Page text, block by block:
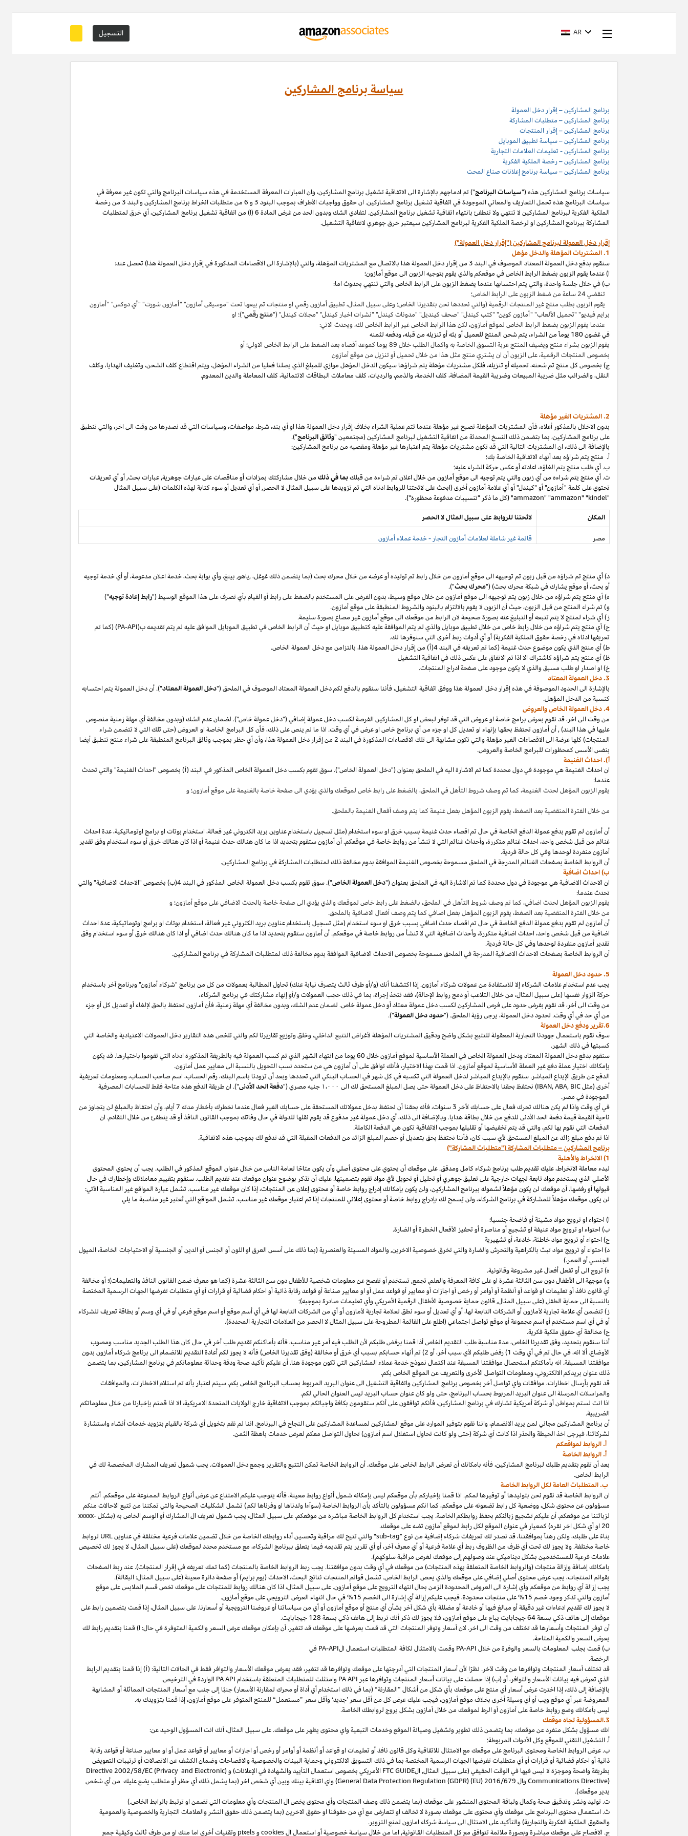
التسجيل AR
سياسة برنامج المشاركين
برنامج المشاركين – إقرار دخل العمولة
برنامج المشاركين – متطلبات المشاركة
برنامج المشاركين – إقرار المنتجات
برنامج المشاركين – سياسة تطبيق الموبايل
برنامج المشاركين - تعليمات العلامات التجارية
برنامج المشاركين – رخصة الملكية الفكرية
برنامج المشاركين – سياسة برنامج إعلانات صناع المحت
سياسات برنامج المشاركين هذه ("سياسات البرنامج") تم ادماجهم بالإشارة الى الاتفاقية تشغيل برنامج المشاركين، وان العبارات المعرفة المستخدمة في هذه سياسات البرنامج والتي تكون غير معرفة في
سياسات البرنامج هذه تحمل التعاريف والمعاني الموجودة في اتفاقية تشغيل برنامج المشاركين. ان حقوق وواجبات الأطراف بموجب البنود 3
و 6
من متطلبات انخراط برنامج المشاركين والبند 3 من رخصة
الملكية الفكرية لبرنامج المشاركين لا تنتهي ولا تنطفئ بانتهاء اتفاقية تشغيل برنامج المشاركين. لتفادي الشك وبدون الحد من غرض المادة 6 (ا) من اتفاقية تشغيل برنامج المشاركين، أي خرق لمتطلبات
المشاركة ببرنامج المشاركين او لرخصة الملكية الفكرية لبرنامج المشاركين سيعتبر خرق جوهري لاتفاقية التشغيل.
إقرار دخل العمولة لبرنامج المشاركين ("إقرار دخل العمولة")
1. المشتريات المؤهلة والدخل مؤهل
سنقوم بدفع دخل العمولة المعتاد الموصوف في البند 3 من إقرار دخل العمولة هذا بالاتصال مع المشتريات المؤهلة
،والتي (بالإشارة الى الاقصاءات المذكورة في إقرار دخل العمولة هذا) تحصل عند:
ا) عندما يقوم الزبون بضغط الرابط الخاص في موقعكم والذي يقوم بتوجيه الزبون الى موقع أمازون؛
ب) في خلال جلسة واحدة،والتي يتم احتسابها عندما يضغط الزبون على الرابط الخاص والتي تنتهي بحدوث اما:
تنقضي 24 ساعة من ضغط الزبون على الرابط الخاص؛
يقوم الزبون بطلب منتج غير المنتجات الرقمية (والتي نحددها نحن بتقديرنا الخاص؛وعلى سبيل المثال، تطبيق أمازون رقمي او منتجات تم بيعها تحت "موسيقى أمازون" "أمازون شورت" "أي دوكس" "أمازون
برايم فيديو" "تحميل الألعاب" "أمازون كوين" "كتب كيندل" "صحف كينديل" "مدونات كيندل" "نشرات اخبار كيندل" "مجلات كيندل" ("منتج رقمي")؛ او
عندما يقوم الزبون بضغط الرابط الخاص لموقع أمازون، لكن هذا الرابط الخاص غير الرابط الخاص لك،ويحدث الاتي:
في غضون180 يوماً من الشراء، يتم شحن المنتج للعميل أو بثه أو تنزيله من قبله، ودفعه لثمنه
يقوم الزبون بشراء منتج ويضيف المنتج عربة التسوق الخاصة به واكمال الطلب خلال 89 يوما كموعد أقصاه بعد الضغط على الرابط الخاص الاولي؛ أو
بخصوص المنتجات الرقمية،على الزبون أن ان يشتري منتج مثل هذا من خلال تحميل أو تنزيل من موقع أمازون
ج) بخصوص كل منتج تم شحنه، تحميله أو تنزيله،فلكل مشتريات مؤهلة يتمشراؤهاسيكون الدخل المؤهل موازي للمبلغ الذي يصلنا فعليا من الشراء المؤهل،ويتم اقتطاع كلف الشحن،وتغليف الهدايا،وكلف
النقل،والضرائب مثل ضريبة المبيعات وضريبة القيمة المضافة، كلف الخدمة،والذمم،والرديات، كلف معاملات البطاقات الائتمانية، كلف المعاملة والدين المعدوم.
2. المشتريات
الغير مؤهلة
بدون الاخلال بالمذكور أعلاه،فأن المشتريات المؤهلة تصبح غير مؤهلة عندما تتم عملية الشراء بخلاف إقرار دخل العمولة هذا او أي بند،شرط، مواصفات،وسياسات التي قد نصدرها من وقت الى اخر،والتي تنطبق
على برنامج المشاركين، بما بتضمن ذلك النسخ المحدثة من اتفاقية التشغيل لبرنامج المشاركين (مجتمعين "وثائق البرنامج").
بالإضافة الى ذلك، ان المشتريات التالية التي قد تكون مشتريات مؤهلة يتم اعتبارها غير مؤهلة ومقصيه من برنامج المشاركين:
أ. منتج يتمشراؤه بعد أنهاء الاتفاقية الخاصة بك؛
ب. أي طلب منتج يتم الغاؤه، اعادته أو عكس حركة الشراء عليه؛
ت. أي منتج يتم شراءه من أي زبون والتي يتم توجيه الى موقع أمازون من خلال اعلان تم شراءه من قبلكبما في ذلك من خلال مشاركتك بمزادات أو مناقصات على عبارات جوهرية, عبارات بحث, أو أي تعريفات
تحتوي على كلمة "أمازون" أو "كيندل" أو أي علامة أمازون أخرى (ابحث على لائحتنا للروابط ادناه التي تم تزويدها على سبيل المثال لا الحصر, أو أي تعديل أو سوء كتابة لهذه الكلمات (على سبيل المثال
"ammazon" "ammazon" "kindel" (كل ما ذكر "تنسيبات مدفوعة محظورة").
المكان
لائحتنا للروابط على سبيل المثال لا الحصر
مصر قائمة غير شاملة لعلامات أمازون التجار - خدمة عملاء أمازون
د) أي منتج تمشراؤه من قبل زبون تم توجيهه الى موقع أمازون من خلال رابط تم توليده أو عرضه من خلال محرك بحث (بما يتضمن ذلكغوغل،,ياهو, بينغ،وأي بوابة بحث،خدمة اعلان مدعومة،أوأي خدمة توجيه
أو بحث،أو موقع يشارك في شبكة محرك بحث) ("محرك بحث").
ه) أي منتج يتمشراؤه من خلال زبون يتم توجيهه الى موقع أمازون من خلال موقعوسيط، بدون الفرض على المستخدم بالضغط على رابط أو القيام بأي تصرف على هذا الموقع الوسيط ("رابط إعادة توجيه")
و) تم شراء المنتج من قبل الزبون،حيثأن الزبون لا يقوم بالالتزام بالبنودوالشروط المنطبقةعلى موقع أمازون.
ز) أي شراء لمنتج لا يتم تتبعه أو التبليغ عنه بصورة صحيحة لان الرابط من موقعك الى موقع أمازون غير مصاغ بصورة سليمة.
ح) أي منتج يتمشراؤه من خلال رابط خاص من خلال تطبيق موبايلوالذي لم يتم الموافقة عليه كتطبيق موبايل او حيثأن الرابط الخاص في تطبيق الموبايل الموافقعليه لم يتم تقديمه ب(PA-API) (كما تم
تعريفها ادناه في رخصة حقوق الملكية الفكرية) أو أي أدوات ربط أخرى التي سنوفرها لك.
ط) أي منتج الذي يكون موضوع حدث غنيمة (كما تم تعريفه في البند 4(أ) من إقرار دخل العمولة
هذا، بالتزامن مع دخل العمولة الخاص.
ظ) أي منتج يتمشراؤه كاشتراك الا اذا تم الاتفاق على عكس ذلك في اتفاقية التشغيل
خ) او اصدار او طلب مسبق والذي لا يكون موجود على صفحة ادراج المنتجات.
3. دخل العمولة المعتاد
بالإشارة الى الحدود الموصوفة في هذه إقرار دخل العمولة هذا ووفق اتفاقية التشغيل،فأننا سنقوم بالدفع لكم دخل العمولة المعتاد الموصوف في الملحق ("دخل العمولة المعتاد"). أن دخل العمولة يتم احتسابه
كنسبة من الدخل المؤهل.
4. دخل العمولة الخاص والعروض
من وقت الى اخر،قد نقوم بعرض برامج خاصة او عروض التي قد توفر لبعض او كل المشاركين الفرصة لكسب دخل عمولة إضافي ("دخل عمولة خاص"). لضمان عدم الشك (وبدون مخالفة أي مهلة زمنية منصوص
عليها في هذا البند)
,أن أمازون تحتفظ بحقها بإنهاء او تعديل كل او جزء من أي برنامج خاص او عرض في أي وقت. اذا ما لم ينص علىذلك،فأن كل البرامج الخاصة او العروض (حتى تلك التي لا تتضمن شراء
المنتجات) كلها عرضة الى الاقصاءات الغير مؤهلةوالتي تكون مشابهة الى تلك الاقصاءات المذكورة في البند 2 من إقرار دخل العمولةهذا،وأن أي حظر بموجب وثائق البرنامج المنطبقة على شراء منتج تنطبق أيضا
بنفس الأسس كمحظورات للبرامج الخاصة والعروض.
أ). احداث الغنيمة
ان احداث الغنيمة هي موجودة في دول محددة كما تم الاشارة اليه في الملحق بعنوان ("دخل العمولة الخاص"). سوق تقوم بكسب دخل العمولة الخاص المذكور في البند (أ) بخصوص "احداث الغنيمة" والتي تحدث
عندما:
يقوم الزبون المؤهل لحدث الغنيمة، كما تم وصف شروط التأهل في الملحق، بالضغط على رابط خاص لموقعك والذي يؤدي الى صفحة خاصة بالغنيمة على موقع أمازون؛ و
من خلال الفترة المنقضية بعد الضغط، يقوم الزبون المؤهل بفعل غنيمة كما يتم وصف أفعال الغنيمة بالملحق.
أن أمازون لم تقوم بدفع عمولة الدفع الخاصة في حال تم اقصاء حدث غنيمة بسبب خرق او سوء استخدام (مثل تسجيل باستخدام عناوين بريد الكتروني غير فعالة، استخدام بوتات او برامج اوتوماتيكية،عدة احداث
غنائم من قبل شخصواحد، احداث غنائم متكررة،وأحداث غنائم التي لا تنشأ من روابط خاصة في موقعكم. أن أمازون ستقوم بتحديد اذا ما كان هنالك حدث غنيمة أو اذا كان هنالك خرق أو سوء استخدام وفق تقدير
أمازون منفردة لوحدها وفي كل حالة فردية.
أن الروابط الخاصة بصفحات الغنائم المدرجة في الملحق مسموحة بخصوص الغنيمة الموافقة بدوم مخالفة ذلك لمتطلبات المشاركة في برنامج المشاركين.
ب) احداث اضافية
ان الاحداث الاضافية هي موجودة في دول محددة كما تم الاشارة اليه في الملحق بعنوان ("دخل العمولة الخاص
"). سوق تقوم بكسب دخل العمولة الخاص المذكور في البند 4(ب) بخصوص "الاحداث الاضافية" والتي
تحدث عندما:
يقوم الزبون المؤهل لحدث اضافي، كما تم وصف شروط التأهل في الملحق، بالضغط على رابط خاص لموقعك والذي يؤدي الى صفحة خاصة بالحدث الاضافي على موقع أمازون؛ و
من خلال الفترة المنقضية بعد الضغط، يقوم الزبون المؤهل بفعل اضافي كما يتم وصف أفعال الاضافية بالملحق.
أن أمازون لم تقوم بدفع عمولة الدفع الخاصة في حال تم اقصاء حدث اضافي بسبب خرق او سوء استخدام (مثل تسجيل باستخدام عناوين بريد الكتروني غيرفعالة، استخدام بوتات او برامج اوتوماتيكية،عدة احداث
اضافية من قبل شخصواحد، احداث اضافية متكررة،وأحداث اضافية التي لا تنشأ من روابط خاصة في موقعكم. أن أمازون ستقوم بتحديد اذا ما كان هنالك حدث اضافي أو اذا كان هنالك خرق أو سوء استخدام وفق
تقدير أمازون منفردة لوحدها وفي كل حالة فردية.
أن الروابط الخاصة بصفحات الاحداث الاضافية المدرجة في الملحق مسموحة بخصوص الاحداث الاضافية الموافقة بدوم مخالفة ذلك لمتطلبات المشاركة في برنامج المشاركين.
5. حدود دخل العمولة
يجب عدم استخدام علامات الشركاء إلا للاستفادة من عمولات شركاء أمازون. إذا اكتشفنا أنك (و/أو طرف ثالث يتصرف نيابة عنك) تحاول المطالبة بعمولات من كل من برنامج "شركاء أمازون" وبرنامج آخر باستخدام
حركة الزوار نفسها (على سبيل المثال، من خلال التلاعب أو دمج روابط الإحالة)، فقد نتخذ إجراءً، بما في ذلك حجب العمولات و/أو إنهاء مشاركتك في برنامج الشركاء.
من وقت الىأخر،قد نقوم بفرض حدود على فرص المشاركين لكسب دخل عمولة معتاد أو دخل عمولة خاص. لضمان عدم الشك،وبدون مخالفة أي مهلةزمنية،فأن أمازون تحتفظ بالحق لإلغاء أو تعديل كل أو جزء
من أي حد في أي وقت. لحدود دخل العمولة، يرجى رؤية الملحق. ("حدود دخل العمولة").
6.تقرير ودفع دخل العمولة
سوف نقوم باستعمال جهودنا التجارية المعقولة للتتبع بشكل واضح ودقيق المشتريات المؤهلة لأغراض التتبع الداخلي،وخلق وتوزيع تقاريرنا لكم والتي تلخص هذه التقارير دخل العمولات الاعتيادية والخاصة التي
كسبتها في ذلك الشهر.
سنقوم بدفع دخل العمولة المعتاد ودخل العمولة الخاص في العملة الأساسية لموقع أمازون خلال 60 يوما من انتهاء الشهر الذي تم كسب العمولة فيه بالطريقة المذكورة ادناه التي تقوموا باختيارها. قد يكون
بإمكانك اختيار عملة دفع غير العملة الأساسية لموقع أمازون. اذا قمت بهذا الاختيار،فأنك توافق على أن أمازون هي من ستحدد نسب التحويل بالنسبة الى معايير عمل أمازون.
الدفع عن طريق الإيداع المباشر. سنقوم بالإيداع المباشر لدخل العمولة التي تكسبه في كل شهر في الحساب البنكي التي تحددها وبعد أن تزودنا باسم البنك،رقم الحساب، اسم صاحب الحساب،ومعلومات تعريفية
أخرى (مثل
IBAN,ABA, BIC ) نحتفظ بحقنا بالاحتفاظ على دخل العمولة حتى يصل المبلغ المستحق لك الى ١٬٠٠٠ جنيه مصري("دفعة الحد الأدنى")
. انطريقة الدفعهذه متاحةفقط للحسابات المصرفية
الموجودةفي مصر.
في أي وقتواذا لم يكن هنالك تحرك فعال على حسابك لأخر 3 سنوات،فأنه بحقنا أن نحتفظ بدخل عمولاتك المستحقة على حسابك الغير فعالعندما نخطرك بأخطار مدته 7 أيام،وأن احتفاظ بالمبلغ لن يتجاوز من
ناحية القيمة قيمة دفعة الحد الأدنى للدفع من خلال بطاقة هدايا. وبالإضافة الىذلك،أي دخل عمولة غير مدفوع قد يقوم نقلها للدولة في حال وفاتك بموجب القانون النافذ أو قد ينطفئ من خلال التقادم. ان
الدفعات التي نقوم بها لكم،والتي قد يتم تخفيضها أو تقليلها بموجب الاتفاقية تكون هي الدفعة الكاملة.
اذا تم دفع مبلغ زائد عن المبلغ المستحق لأي سبب كان،فأننا نحتفظ بحق بتعديل أو خصم المبلغ الزائد من الدفعات المقبلة التي قد تدفع لك بموجب هذه الاتفاقية.
برنامج المشاركين – متطلبات المشاركة ("متطلبات المشاركة")
1) الانخراط والأهلية
لبدء معاملة الانخراط، عليك تقديم طلب برنامج شركاء كامل ومدقق. على موقعك أن يحتوي على محتوى أصلي وأن يكون متاحًا لعامة الناس من خلال عنوان الموقع المذكور في الطلب. يجب أن يحتوي المحتوى
الأصلي الذي يستخدم مواد تابعة لجهات خارجية على تعليق جوهري أو تحليل أو تحويل لأيّ مواد تقوم بتضمينها. عليك أن تذكر بوضوح عنوان موقعك عند تقديم الطلب. سنقوم بتقييم معاملاتك وإخطارك في حال
قبولها أو رفضها. أن موقعك لن يكون مؤهلاً لشموله ببرنامج المشاركين، ولن يكون بإمكانك إدراج روابط خاصة أو محتوى إعلان عن المنتجات، إذا كان موقعك غير مناسب. تشمل عبارة المواقع غير المناسبة الآتي:
لن يكون موقعك مؤهلاً للمشاركة في برنامج الشركاء، ولن يُسمح لك بإدراج روابط خاصة أو محتوى إعلاني للمنتجات إذا تم اعتبار موقعك غير مناسب. تشمل المواقع التي تُعتبر غير مناسبة ما يلي
ا) احتواء او ترويج مواد مشينة أو فاضحة جنسيا؛
ب) احتواء او ترويج موادعنيفة او تشجيع أو مناصرة أو تحفيز الأفعال الخطرة أو الضارة.
ج) احتواء أو ترويج موادخاطئة،خادعة،أو تشهيرية
د) احتواء أو ترويج مواد تبث بالكراهية والتحرش والضارة والتي تخرق خصوصية الاخرين,والمواد المسيئة والعنصرية (بما ذلك على أسس العرق او اللون أو الجنس أو الدين أو الجنسية أو الاحتياجات الخاصة، الميول
الجنسي أو العمر.)
ه) تروج الى أو تفعل أفعال غير مشروعة وقانونية.
و) موجهة الى الأطفال دون سن الثالثة عشرة او على كافة المعرفة والعلم, تجمع, تستخدم أو تفصح عن معلومات شخصية للأطفال دون سن الثالثة عشرة (كما هو معرف ضمن القانون النافذ والتعليمات)؛ أو مخالفة
أي قانون نافذ أو تعليمات او قواعد أو أنظمة أو أوامر أو رخص أو اجازات أو معايير أو قواعد عمل أو او معايير صناعة أو قواعد رقابة ذاتية أو احكام قضائية أو قرارات أو أي متطلبات تفرضها الجهات الرسمية المختصة
بالنسبة الى حماية الطفل (على سبيل المثال, قانون حماية خصوصية الأطفال الرقمية الأمريكي وأي تعليمات صادرة بموجبه)؛
ز) تتضمن أي علامة تجارية لأمازون أو الشركات التابعة لها،أو أي تعديل أو سوء نطق لعلامة تجارية لأمازون أو أي من الشركات التابعة لها في أي أسم موقع أو اسم موقع فرعي أو في أي وسم أو بطاقة تعريف للشركاء
أو في أي اسم مستخدم أو اسم مجموعة أو موقع تواصل اجتماعي (اطلع على القائمة المطروحة على سبيل المثال لا الحصر من العلامات التجارية المحددة).
ح) مخالفة أي حقوق ملكية فكرية.
أننا سنقوم بتحديد،وفق تقديرنا الخاص، مدة مناسبة طلب التقديم الخاص أذا قمنا برفض طلبكم لأن الطلب فيه أمر غير مناسب،فأنه بأماكنكم تقديم طلب أخر في حال كان هذا الطلب الجديد مناسب ومصوب
الأوضاع. ألا انه،في حال تم في أي وقت 1) رفض طلبكم لأي سبب أخر،أو 2) تم أنهاء حسابكم بسبب أي خرق أو مخالفة (وفق تقديرنا الخاص)فأنه لا يجوز لكم أعادة التقديم للانضمام الى برنامج شركاء أمازون بدون
موافقتنا المسبقة. انه بأماكنكم استحصال موافقتنا المسبقة عند اكتمال نموذج خدمة عملاء المشاركين التي تكون موجودة هنا. أن عليكم تأكيد صحة ودقة وحداثة معلوماتكم في برنامج المشاركين، بما يتضمن
ذلك عنوان بريدكم الالكتروني،ومعلومات التواصل الأخرى والتعريف عن الموقع الخاص بكم.
قد نقوم بأرسال اخطارات، موافقات واي تواصل أخر بخصوص برنامج المشاركين واتفاقية التشغيل الى عنوان البريد المربوط بحساب البرنامج الخاص بكم. سيتم اعتبار بأنه تم استلام الاخطارات،والموافقات
والمراسلات المرسلة الى عنوان البريد المربوط بحساب البرنامج،حتى ولو كان عنوان حساب البريد ليس العنوان الحالي لكم.
اذا انت لستم بمواطن أو شركة أمريكية تشارك في برنامج المشاركين،فأنكم توافقون على أنكم ستقومون بكافة واجباتكم بموجب الاتفاقيةخارج الولايات المتحدة الامريكية، الا اذا قمتم بإخبارنا من خلال معلوماتكم
الضريبية.
أن برنامج المشاركين مجاني لمن يريد الانضمام،واننا نقوم بتوفير الموارد على موقع المشاركين لمساعدة المشاركين على النجاح في البرنامج. اننا لم نقم بتخويل أي شركة بالقيام بتزويد خدمات أنشاء واستشارة
لشركائنا،فيرجى اخذ الحيطة والحذر اذا كانت أي شركة (حتى ولو كانت تحاول استغلال اسم أمازون) تحاول التواصل معكم لعرض خدمات باهظة الثمن.
أ. الروابط لمواقعكم
أ. الروابط الخاصة
بعد أن تقوم بتقديم طلبك لبرنامج المشاركين،فأنه بامكانكأن تعرض الرابط الخاص على موقعك. أن الروابط الخاصة تمكن التتبع والتقرير وجمع دخل العمولات. يجب شمول تعريف المشارك المخصصة لك في
الرابط الخاص.
ب. المتطلبات العامة لكل الروابط الخاصة
ان الروابط الخاصة قد نقوم نحن بتوليدها أو توفيرها لمكم. اذا قمنا بإخباركم بأن موقعكم ليس بإمكانه شمول أنواع روابط معينة،فأنه يتوجب عليكم الامتناع عن عرض أنواع الروابط الممنوعة على موقعكم. أنتم
مسؤولون عن محتوىشكل،ووضعية كل رابط تضعونه على موقعكم، كما انكم مسؤولون بالتأكد بأن الروابط الخاصة (سوآءا ولدناها او وفرناها لكم) تشمل الشكليات الصحيحة والتي تمكننا من تتبع الاحالات منكم
لزبائننا من موقعكم. أن عليكم تشجيع زبائنكم بحفظ روابطكم الخاصة. يجب استخدام كل الروابط الخاصة مباشرة من موقعكم. على سبيل المثال، يجب شمول تعريف ال المشارك أو الوسم الخاص به (بشكلxxxxx-
20 او أي شكل اخر نقره) كمعيار في عنوان الموقع لكل رابط لموقع أمازون تضه على موقعك.
بناءً على طلبك، ولكن رهناً بموافقتنا، قد نصدر لك تعريفات شركاء إضافية من نوع "sub-tag" والتي تتيح لك مراقبة وتحسين أداء روابطك الخاصة من خلال تضمين علامات فرعية مختلفة في عناوينURL لروابط
خاصة مختلفة. ولا يجوز لك تحت أي ظرف من الظروف ربط أي علامة فرعية أو أي معرف آخر، أو أي تقرير يتم تقديمه فيما يتعلق ببرنامج الشركاء، مع مستخدم محدد لموقعك (على سبيل المثال، لا يجوز لك تخصيص
علامات فرعية للمستخدمين بشكل ديناميكي عند وصولهم إلى موقعك لغرض مراقبة سلوكهم).
بامكانك إضافة وإزالة منتجات (والروابط الخاصة المتعلقة بهذه المنتجات) من موقعك في أي وقت بدون موافقتنا. يجب ربط الروابط الخاصة بالمنتجات (كما تمك تعريفه في إقرار المنتجات). عند ربط الصفحات
بقوائم المنتجات، يجب عرض محتوىأصلي إضافي على موقعك والذي يحص الرابط الخاص. تشمل قوائم المنتجات نتائج البحث، الاحداث (يوم برايم) أو صفحة دائرة معينة (على سبيل المثال: البقالة).
يجب إزالة أي روابط من موقعكم وأي إشارة الى العروض المحدودة الزمن بحال انتهاء الترويج على موقع أمازون. على سبيل المثال، اذا كان هنالك روابط للمنتجات على موقعك تخص قسم الملابس على موقع
أمازون والتي تذكر وجود خصم 15% على منتجات محدودة،فيجب عليكم إزالة أي إشارة الى الخصم 15% في حال انتهاء العرض الترويجي على موقع أمازون.
لا يجوز لك تقديم ادعاءاتغيردقيقةأو مبالغفيهاأوخادعةأو مضللة بأيشكلآخر بشأنأي منتجأو موقعأمازونأوأي منسياساتناأوعروضنا الترويجيةأوأسعارنا.علىسبيل المثال،إذا قمت بتضمينرابطعلى
موقعكإلىهاتفذكي بسعة جيجابايت يباععلى موقعأمازون،فلا يجوز لكذكرأنك تربطإلىهاتفذكي بسعة جيجابايت.
أن توفر المنتجات وأسعارها قد تختلف من وقت الى اخر. لان أسعار وتوفر المنتجات التي قد قمت بعرضها على موقعك قد تتغير. أن بإمكان موقعك عرض السعر والكمية المتوفرة في حال: ا) قمنا بتقديم رابط لك
يعرض السعر والكمية المتاحة.
ب) قمت بجلب المعلومات بالسعر والوفرة من خلال PA-API وقمت بالامتثال لكافة المتطلبات استعمال ال PA-API
في
الرخصة.
قد تختلف أسعار المنتجات وتوافرها من وقت لآخر. نظرًا لأن أسعار المنتجات التي أدرجتها على موقعك وتوافرها قد تتغير، فقد يعرض موقعك الأسعار والتوافر فقط في الحالات التالية: (أ) إذا قمنا بتقديم الرابط
الذي تعرض فيه بيانات الأسعار والتوافر، أو (ب) إذا حصلت على بيانات أسعار المنتجات وتوافرها عبر
وامتثلت للمتطلبات المتعلقة باستخدام الواردة في الترخيص.
بالإضافة إلىذلك، إذا اخترتعرضأسعار أي منتجعلى موقعك بأيشكل منأشكال ”المقارنة“
(بمافيذلك استخدامأيأداةأو محرك لمقارنة الأسعار)جنبًا إلىجنب معأسعار المنتجات المماثلةأو المشابهة
المعروضةعبر أي موقعويبأوأيوسيلةأخرى بخلاف موقعأمازون،فيجبعليكعرض كل منأقلسعر ’جديد‘ وأقلسعر ”مستعمل“ للمنتج المتوفر على موقعأمازون، إذا قمنا بتزويدك به.
ليس بأمكانكوضع روابط خاصة على أمازون أو الرط لموقعك من خلال أمازون بشكل يروج لروابطك الخاصة.
3.المسؤولية تجاه موقعك
انك مسؤول بشكل منفرد عن موقعك، بما يتضمن ذلك تطويروتشغيلوصيانة الموقع وخدمات التبعية واي محتوى يظهر على موقعك. على سبيل المثال،أنك انت المسؤول الوحيد عن:
أ. التشغيل التقني للموقع وكل الأدوات المربوطة؛
ب. عرض الروابط الخاصة ومحتوى البرنامج على موقعك مع الامتثال للاتفاقية وكل قانون نافذ أو تعليمات او قواعد أو أنظمة أو أوامر أو رخص أو اجازات أو معايير أو قواعد عمل أو او معايير صناعة أو قواعد رقابة
ذاتية أو احكام قضائية أو قرارات أو أي متطلبات تفرضها الجهات الرسمية المختصة بما في ذلك التسويق الالكتروني وحماية البينات والخصوصيةوالافصاحاتوضمان الكشف عن الاتصالات أو ترتيبات التعويض
بطريقة واضحة وموجزة لا لبس فيها في الوقت الحقيقي(على سبيل المثال, الFTC GUIDE الأمريكي بخصوص استعمال التأييد والشهادة في الإعلانات) و (Directive 2002/58/EC (Privacy and Electronic
Communications Directive) وال General Data Protection Regulation (GDPR) (EU) 2016/679) واي اتفاقية بينك وبين أي شخص اخر (بما يشمل ذلك أي حظر أو متطلب يضع عليك من أي شخص
يدير موقعك).
ت. توليد ونشر وتدقيق صحة وكمال ولباقة المحتوى المنشور على موقعك (بما يتضمن ذلك وصف المنتجات وأي محتوى يخص ال المنتجات وأي معلومات التي تضمن او ترتبط بالرابط الخاص.)
ث. استعمال محتوى البرنامج على موقعك وأي محتوى على موقعك بصورة لا تخالف او تتعارض مع أي من حقوقنا او حقوق الاخرين (بما يتضمن ذلك حقوق النشر والعلامات التجارية والخصوصية والعمومية
والحقوق الملكية الفكرية والتجارية) والتأكيد على الامتثال الى سياسة شركاء امازون لمنع التزوير.
ج. الافصاح على موقعك مباشرة وبصورة ملائمة تتوافق مع كل المتطلبات القانونية, اما من خلال سياسة خصوصية أو استعمال الcookiesوpixels وتقنيات أخرى اما منك او من طرف ثالث وكيفية جمع